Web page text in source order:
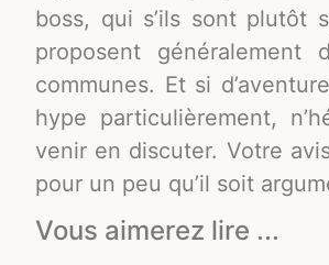
boss, qui s’ils sont plutôt
proposent généralement
communes. Et si
hype particulièrement,
venir en discuter. Votre
pour un peu qu’il soit
Vous aimerez lire ...